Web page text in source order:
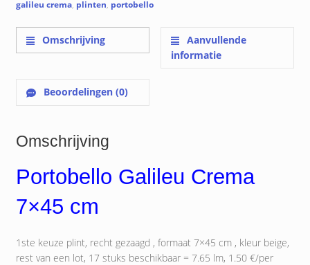
galileu crema, plinten, portobello
Omschrijving
Aanvullende
informatie
Beoordelingen (0)
Omschrijving
Portobello Galileu Crema
7×45 cm
1ste keuze plint, recht gezaagd , formaat 7×45 cm , kleur beige,
rest van een lot, 17 stuks beschikbaar = 7.65 lm, 1.50 €/per